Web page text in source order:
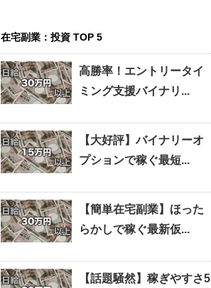
在宅副業：投資 TOP 5
高勝率！エントリータイ
ミング支援バイナリ...
【大好評】バイナリーオ
プションで稼ぐ最短...
【簡単在宅副業】ほった
らかしで稼ぐ最新仮...
【話題騒然】稼ぎやすさ5